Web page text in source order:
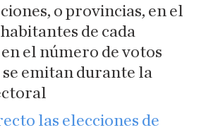
o provincias, en el
de cada
el número de votos
se emitan durante la
las elecciones de